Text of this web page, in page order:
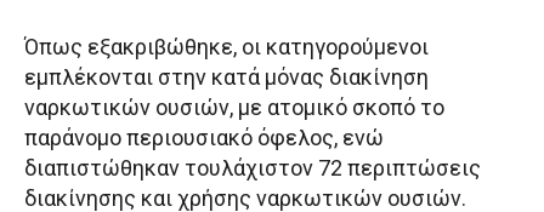
Όπως εξακριβώθηκε, οι κατηγορούμενοι
εμπλέκονται στην κατά μόνας διακίνηση
ναρκωτικών ουσιών, με ατομικό σκοπό το
παράνομο περιουσιακό όφελος, ενώ
διαπιστώθηκαν τουλάχιστον 72 περιπτώσεις
διακίνησης και χρήσης ναρκωτικών ουσιών.